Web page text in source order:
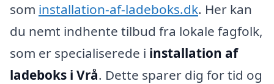
som installation-af-ladeboks.dk. Her kan
du nemt indhente tilbud fra lokale fagfolk,
som er specialiserede i installation af
ladeboks i Vrå. Dette sparer dig for tid og